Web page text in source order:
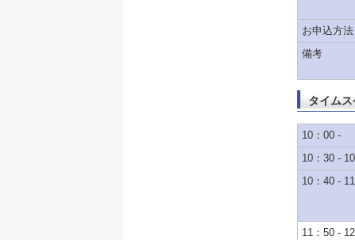
お申込方法
備考
タイム
10：00 -
10：30 -
10：40 -
11：50 -